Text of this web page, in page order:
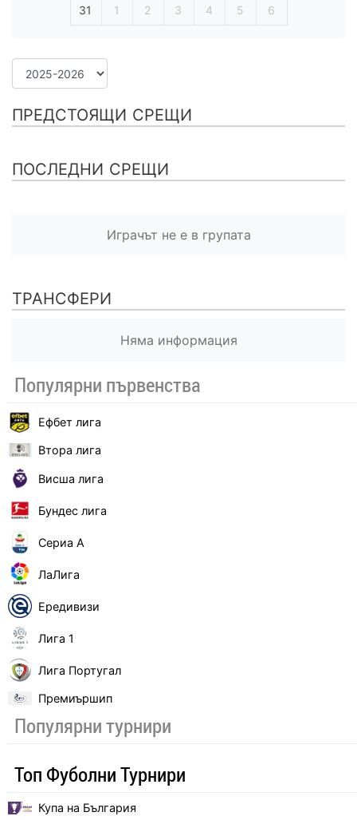
Популярни първенства
Ефбет лига
Втора лига
Висша лига
Бундес лига
Сериа А
ЛаЛига
Ередивизи
Лига 1
Лига Португал
Премиършип
Популярни турнири
Топ Фуболни Турнири
Купа на България
31 1 2 3 4 5 6
ПРЕДСТОЯЩИ СРЕЩИ
ПОСЛЕДНИ СРЕЩИ
Играчът не е в групата
ТРАНСФЕРИ
Няма информация